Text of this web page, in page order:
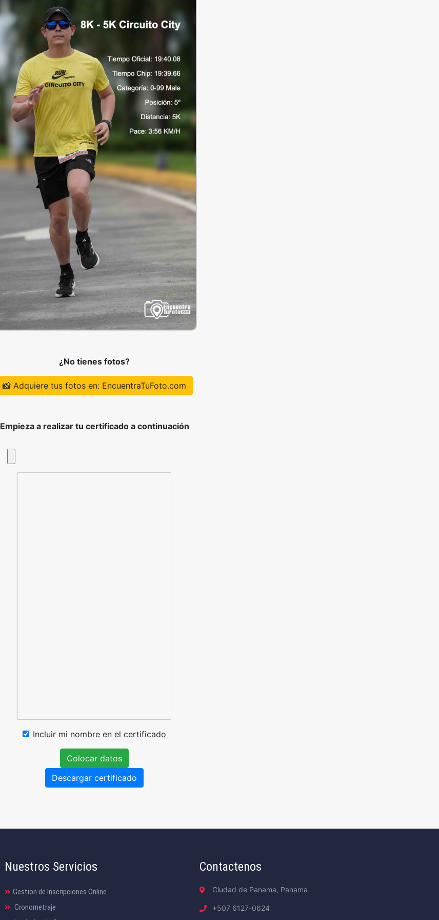
¿No tienes fotos?
📸 Adquiere tus fotos en: EncuentraTuFoto.com
Empieza a realizar tu certificado a continuación
Incluir mi nombre en el certificado
Colocar datos
Descargar certificado
Nuestros Servicios
Gestion de Inscripciones Online
Cronometraje
Contactenos
Ciudad de Panama, Panama
+507 6127-0624